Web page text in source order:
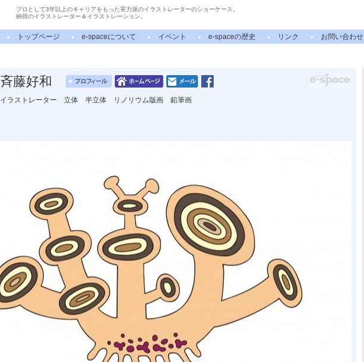
プロとして3年以上のキャリアをもった実力派のイラストレーターのショーケース。
納得のイラストレーター＆イラストレーション。
トップページ e-spaceについて イベント e-spaceの歴史 リンク お問い合わせ
斉藤好和
イラストレーター 立体 半立体 リノリウム版画 鉛筆画